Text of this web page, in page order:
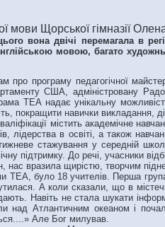
мови Щорської гімназії
вона двічі перемагала в
мовою, багато
про програму педагогічної
США, адміністровану
TEA надає унікальну
покращити навички викладання,
містить академічне
лідерства в освіті, а також
стажування у середній
підтримку. До речі, учасники
вразила щирістю, творчим
було 18 учителів. Перша
А коли сказали, що в
Навіть не стала шукати
Атлантичним океаном і
Але Бог милував.